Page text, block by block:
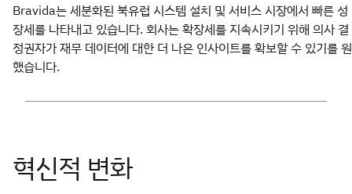
Bravida는 세분화된 북유럽 시스템 설치 및 서비스 시장에서 빠른 성
장세를 나타내고 있습니다. 회사는 확장세를 지속시키기 위해 의사 결
정권자가 재무 데이터에 대한 더 나은 인사이트를 확보할 수 있기를 원
했습니다.